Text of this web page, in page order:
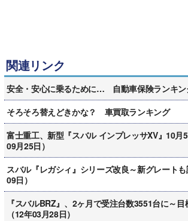
関連リンク
安全・安心に乗るために… 自動車保険ランキン
そろそろ替えどきかな？ 車買取ランキング
富士重工、新型『スバル インプレッサXV』10月
09月25日）
スバル『レガシィ』シリーズ改良～新グレート
09日）
『スバルBRZ』、2ヶ月で受注台数3551台に～
（12年03月28日）